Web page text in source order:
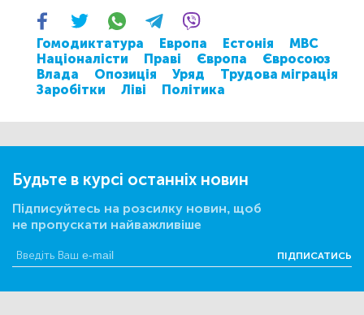
Гомодиктатура Европа Естонія
МВС
Націоналісти
Праві Європа
Євросоюз
Влада
Опозиція Уряд
Трудова міграція
Заробітки
Ліві Політика
Будьте в курсі останніх новин
Підписуйтесь на розсилку новин, щоб
не пропускати найважливіше
ПІДПИСАТИСЬ